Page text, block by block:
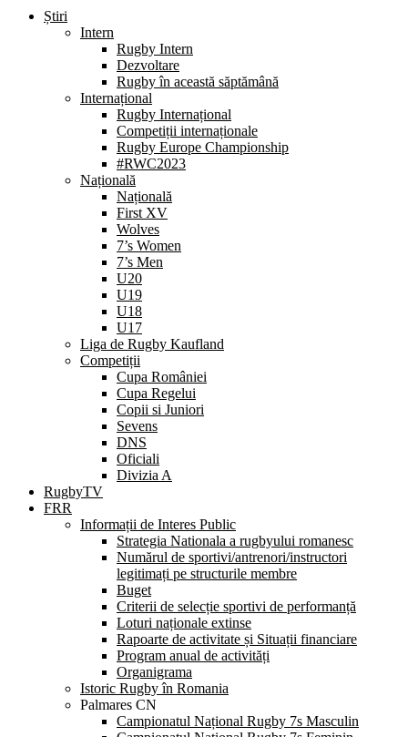
Știri
Intern
Rugby Intern
Dezvoltare
Rugby în această săptămână
Internațional
Rugby Internațional
Competiții internaționale
Rugby Europe Championship
#RWC2023
Națională
Națională
First XV
Wolves
7’s Women
7’s Men
U20
U19
U18
U17
Liga de Rugby Kaufland
Competiții
Cupa României
Cupa Regelui
Copii si Juniori
Sevens
DNS
Oficiali
Divizia A
RugbyTV
FRR
Informații de Interes Public
Strategia Nationala a rugbyului romanesc
Numărul de sportivi/antrenori/instructori
legitimați pe structurile membre
Buget
Criterii de selecție sportivi de performanță
Loturi naționale extinse
Rapoarte de activitate și Situații financiare
Program anual de activități
Organigrama
Istoric Rugby în Romania
Palmares CN
Campionatul Național Rugby 7s Masculin